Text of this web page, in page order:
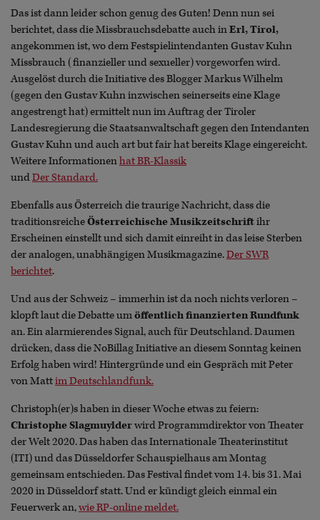
Das ist dann leider schon genug des Guten! Denn nun sei
berichtet, dass die Missbrauchsdebatte auch inErl, Tirol,
angekommen ist, wo dem Festspielintendanten Gustav Kuhn
Missbrauch (finanzieller und sexueller) vorgeworfen wird.
Ausgelöst durch die Initiative des Blogger Markus Wilhelm
(gegen den Gustav Kuhn inzwischen seinerseits eine Klage
angestrengt hat) ermittelt nun im Auftrag der Tiroler
Landesregierung die Staatsanwaltschaft gegen den Intendanten
Gustav Kuhn und auch art but fair hat bereits Klage eingereicht.
Weitere Informationenhat BR-Klassik
undDer Standard.
Ebenfalls aus Österreich die traurige Nachricht, dass die
traditionsreicheÖsterreichische Musikzeitschriftihr
Erscheinen einstellt und sich damit einreiht in das leise Sterben
der analogen, unabhängigen Musikmagazine.Der SWR
berichtet.
Und aus der Schweiz – immerhin ist da noch nichts verloren –
klopft laut die Debatte umöffentlich finanzierten Rundfunk
an. Ein alarmierendes Signal, auch für Deutschland. Daumen
drücken, dass die NoBillag Initiative an diesem Sonntag keinen
Erfolg haben wird! Hintergründe und ein Gespräch mit Peter
von Mattim Deutschlandfunk.
Christoph(er)s haben in dieser Woche etwas zu feiern:
Christophe Slagmuylderwird Programmdirektor von Theater
der Welt 2020. Das haben das Internationale Theaterinstitut
(ITI) und das Düsseldorfer Schauspielhaus am Montag
gemeinsam entschieden. Das Festival findet vom 14. bis 31. Mai
2020 in Düsseldorf statt. Und er kündigt gleich einmal ein
Feuerwerk an,wie RP-online meldet.